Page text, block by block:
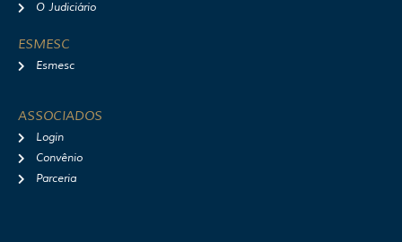
O Judiciário
ESMESC
Esmesc
ASSOCIADOS
Login
Convênio
Parceria